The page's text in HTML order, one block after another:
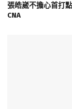
張皓崴不擔心首打
CNA